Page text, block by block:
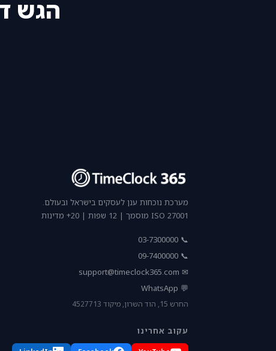
הגש
מערכת נוכחות ענן לעסקים בישראל ובעולם.
ISO 27001 מוסמך | 12 שפות | 20+ מדינות
📞 03-7300000
📞 09-7400000
✉
support@timeclock365.com
💬 WhatsApp
החרש 15, הוד השרון, מיקוד 4527713
עקוב אחרינו